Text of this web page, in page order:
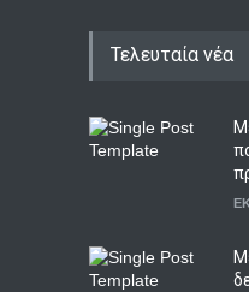
Τελευταία νέα